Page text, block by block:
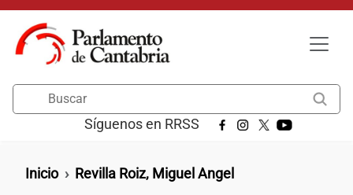
Pasar al contenido principal
Síguenos en RRSS
Ruta de navegación
Inicio Revilla Roiz, Miguel Angel